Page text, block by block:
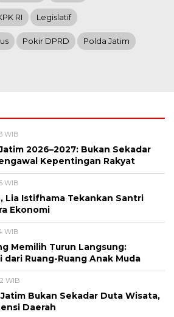
RI Legislatif
Pokir DPRD Polda Jatim
WIB
2026–2027: Bukan Sekadar
Kepentingan Rakyat
WIB
Lia Istifhama Tekankan Santri
Ekonomi
WIB
Memilih Turun Langsung:
dari Ruang-Ruang Anak Muda
WIB
Bukan Sekadar Duta Wisata,
Daerah